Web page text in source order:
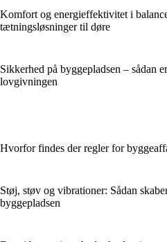
Komfort og energieffektivitet i
tætningsløsninger til døre
Sikkerhed på byggepladsen – sådan
lovgivningen
Hvorfor findes der regler for
Støj, støv og vibrationer: Sådan
byggepladsen